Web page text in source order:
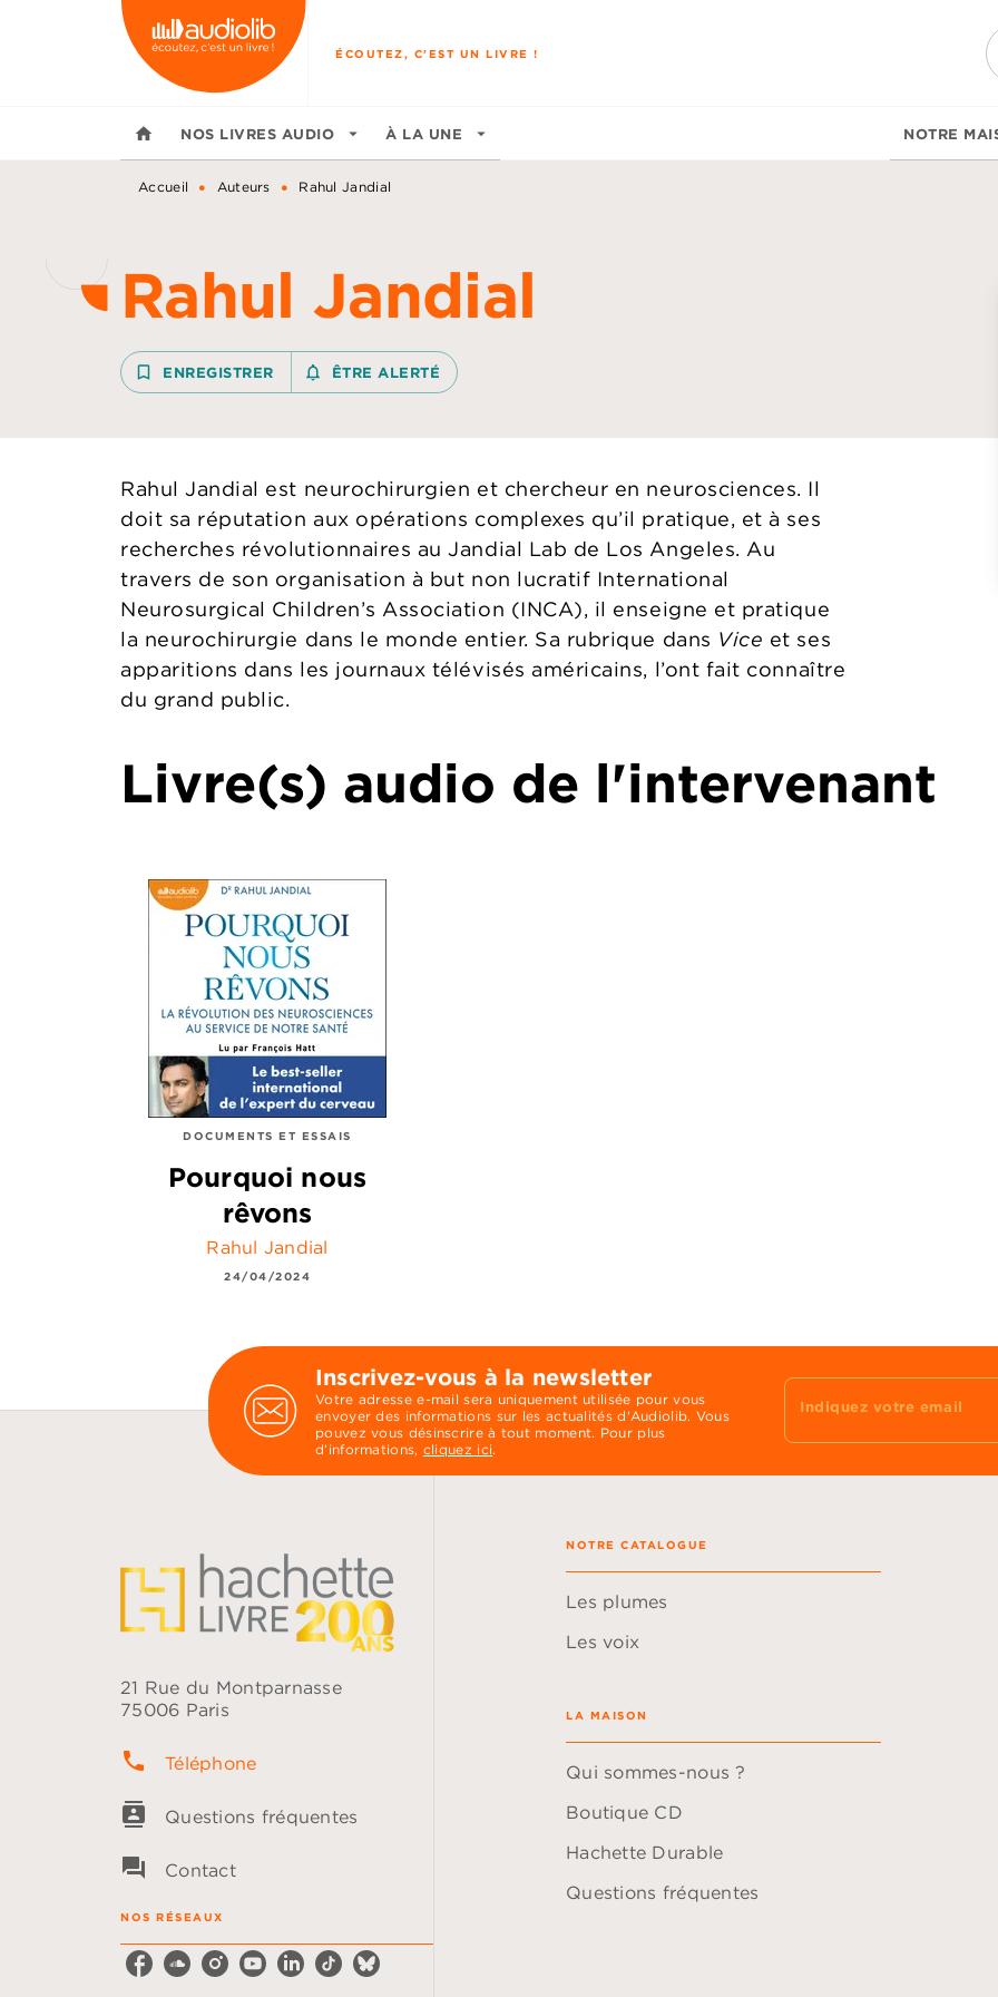
MENU RECHERCHE
ÉCOUTEZ, C'EST UN LIVRE !
home NOS LIVRES AUDIO arrow_drop_down À LA UNE arrow_drop_down NOTRE
Accueil • Auteurs • Rahul Jandial
Rahul Jandial
bookmark_border ENREGISTRER notifications_none_outlined
ÊTRE ALERTÉ
Rahul Jandial est neurochirurgien et chercheur en neurosciences. Il
doit sa réputation aux opérations complexes qu’il pratique, et à ses
recherches révolutionnaires au Jandial Lab de Los Angeles. Au
travers de son organisation à but non lucratif International
Neurosurgical Children’s Association (INCA), il enseigne et pratique
la neurochirurgie dans le monde entier. Sa rubrique dans Vice et ses
apparitions dans les journaux télévisés américains, l’ont fait connaître
du grand public.
Livre(s) audio de l'intervenant
DOCUMENTS ET ESSAIS
Pourquoi nous
rêvons
Rahul Jandial
24/04/2024
Inscrivez-vous à la newsletter
Votre adresse e-mail sera uniquement utilisée pour vous
envoyer des informations sur les actualités d'Audiolib. Vous
pouvez vous désinscrire à tout moment. Pour plus
d’informations, cliquez ici.
Indiquez votre email
21 Rue du Montparnasse
75006 Paris
phone Téléphone
contacts Questions fréquentes
question_answer Contact
NOS RÉSEAUX
NOTRE CATALOGUE
Les plumes
Les voix
LA MAISON
Qui sommes-nous ?
Boutique CD
Hachette Durable
Questions fréquentes